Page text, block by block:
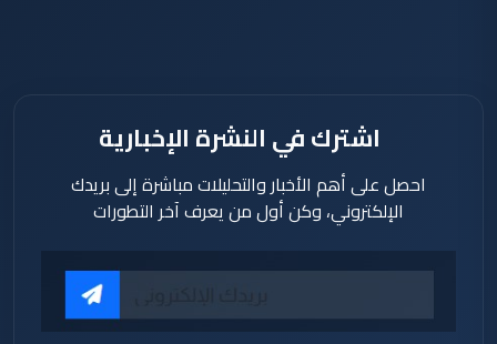
اشترك في النشرة الإخبارية
احصل على أهم الأخبار والتحليلات مباشرة إلى بريدك
الإلكتروني، وكن أول من يعرف آخر التطورات